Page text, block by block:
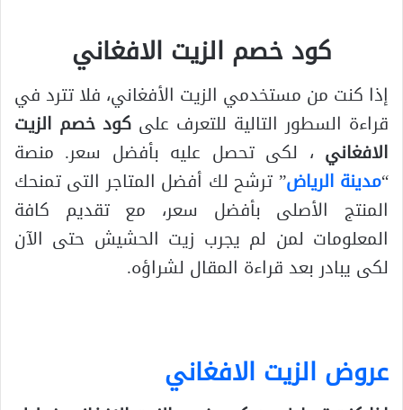
كود خصم الزيت الافغاني
إذا كنت من مستخدمي الزيت الأفغاني، فلا تترد في
قراءة السطور التالية للتعرف على كود خصم الزيت
الافغاني ، لكى تحصل عليه بأفضل سعر. منصة
“مدينة الرياض” ترشح لك أفضل المتاجر التى تمنحك
المنتج الأصلى بأفضل سعر، مع تقديم كافة
المعلومات لمن لم يجرب زيت الحشيش حتى الآن
لكى يبادر بعد قراءة المقال لشراؤه.
عروض الزيت الافغاني